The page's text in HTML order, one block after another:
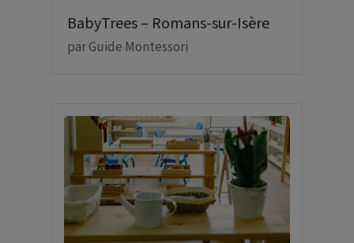
BabyTrees – Romans-sur-Isère
parGuide Montessori